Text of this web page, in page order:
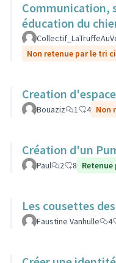
Communication,
éducation du
Non retenue par le tri
Creation
Bouaziz 1 4 Non
Création d'un
Paul 2 8
Les cousettes
Faustine Vanhulle 4